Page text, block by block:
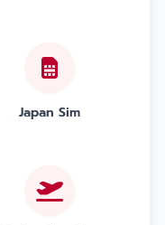
Japan Sim